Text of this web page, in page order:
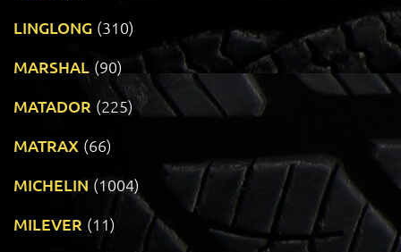
LINGLONG (310)
MARSHAL (90)
MATADOR (225)
MATRAX (66)
MICHELIN (1004)
MILEVER (11)